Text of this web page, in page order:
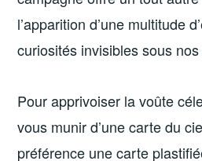
l’apparition d’une multitude
curiosités invisibles sous
Pour apprivoiser la voûte
vous munir d’une carte du
préférence une carte